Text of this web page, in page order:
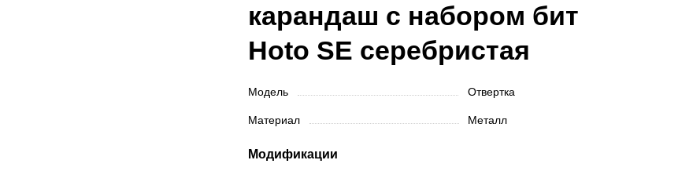
карандаш с набором бит
Hoto SE серебристая
Модель Отвертка
Материал Металл
Модификации